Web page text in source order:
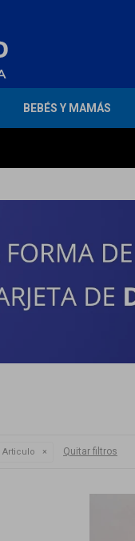
BEBÉS Y MAMÁS
Articulo Quitar filtros